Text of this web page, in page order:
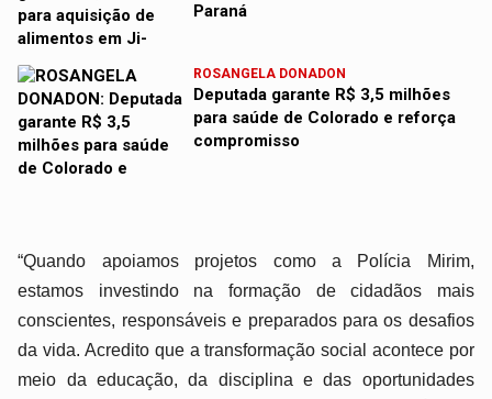
Paraná
ROSANGELA DONADON
Deputada garante R$ 3,5 milhões
para saúde de Colorado e reforça
compromisso
“Quando apoiamos projetos como a Polícia Mirim,
estamos investindo na formação de cidadãos mais
conscientes, responsáveis e preparados para os desafios
da vida. Acredito que a transformação social acontece por
meio da educação, da disciplina e das oportunidades